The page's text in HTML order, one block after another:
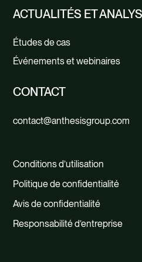
ACTUALITÉS ET
Études de cas
Événements et webinaires
CONTACT
contact@anthesisgroup.com
Conditions d’utilisation
Politique de confidentialité
Avis de confidentialité
Responsabilité d’entreprise